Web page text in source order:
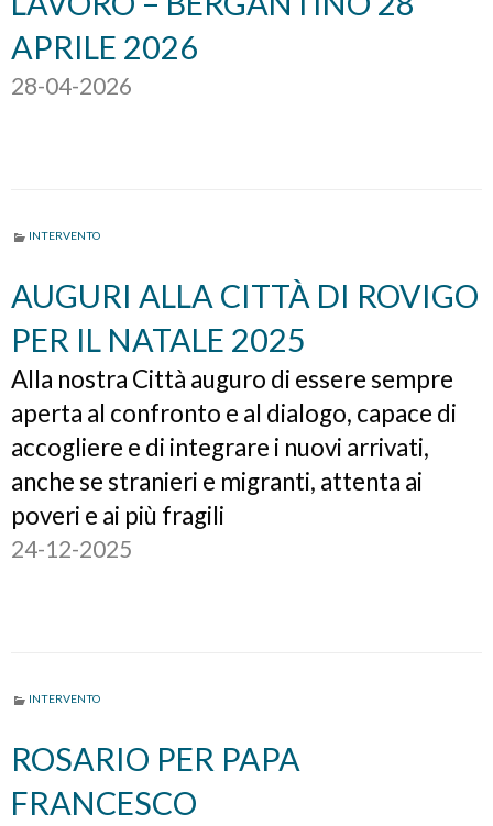
APRILE 2026
28-04-2026
INTERVENTO
AUGURI ALLA CITTÀ DI ROVIGO
PER IL NATALE 2025
Alla nostra Città auguro di essere sempre
aperta al confronto e al dialogo, capace di
accogliere e di integrare i nuovi arrivati,
anche se stranieri e migranti, attenta ai
poveri e ai più fragili
24-12-2025
INTERVENTO
ROSARIO PER PAPA
FRANCESCO